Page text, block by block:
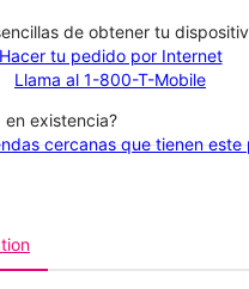
de obtener tu
Hacer tu pedido por Internet
Llama al 1-800-T-Mobile
en existencia?
cercanas que tienen